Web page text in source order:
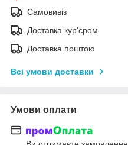
Самовивіз
Доставка кур'єром
Доставка поштою
Всі умови доставки
Умови оплати